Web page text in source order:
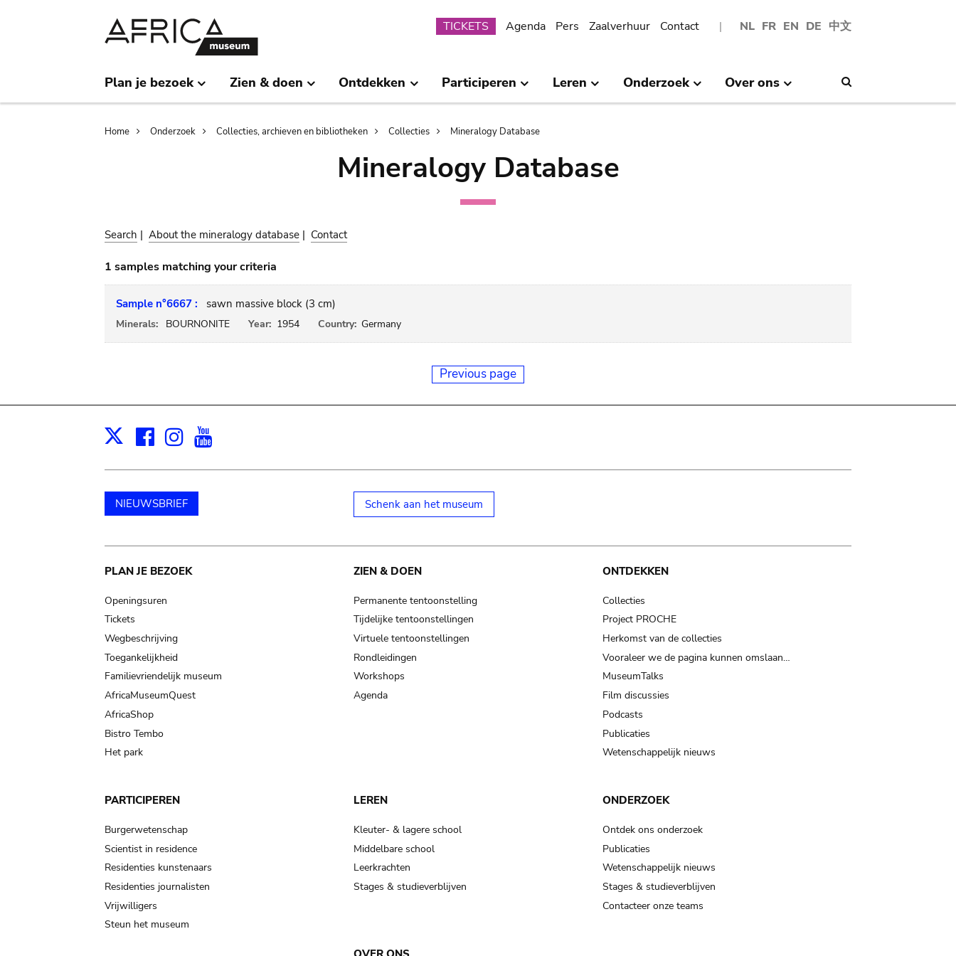
NL FR EN DE 中文
Submenu
TICKETS Agenda Pers Zaalverhuur Contact
Plan je bezoek Zien & doen Ontdekken Participeren Leren Onderzoek Over ons
Breadcrumb
Home Onderzoek Collecties, archieven en bibliotheken Collecties Mineralogy Database
Mineralogy Database
Search | About the mineralogy database | Contact
1 samples matching your criteria
Sample n°6667 : sawn massive block (3 cm)
Minerals: BOURNONITE Year: 1954 Country: Germany
Previous page
X Facebook
Instagram
NIEUWSBRIEF Schenk aan het museum
Main
navigation
PLAN JE BEZOEK
Openingsuren
Tickets
Wegbeschrijving
Toegankelijkheid
Familievriendelijk museum
AfricaMuseumQuest
AfricaShop
Bistro Tembo
Het park
ZIEN & DOEN
Permanente tentoonstelling
Tijdelijke tentoonstellingen
Virtuele tentoonstellingen
Rondleidingen
Workshops
Agenda
ONTDEKKEN
Collecties
Project PROCHE
Herkomst van de collecties
Vooraleer we de pagina kunnen omslaan…
MuseumTalks
Film discussies
Podcasts
Publicaties
Wetenschappelijk nieuws
PARTICIPEREN
Burgerwetenschap
Scientist in residence
Residenties kunstenaars
Residenties journalisten
Vrijwilligers
Steun het museum
LEREN
Kleuter- & lagere school
Middelbare school
Leerkrachten
Stages & studieverblijven
ONDERZOEK
Ontdek ons onderzoek
Publicaties
Wetenschappelijk nieuws
Stages & studieverblijven
Contacteer onze teams